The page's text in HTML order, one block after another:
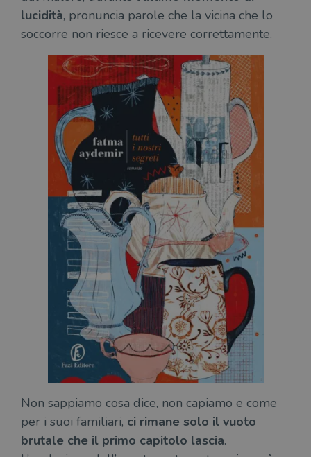
lucidità, pronuncia parole che la vicina che lo
soccorre non riesce a ricevere correttamente.
Non sappiamo cosa dice, non capiamo e come
per i suoi familiari, ci rimane solo il vuoto
brutale che il primo capitolo lascia.